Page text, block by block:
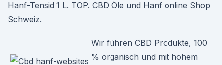
Hanf-Tensid 1 L. TOP. CBD Öle und Hanf online Shop
Schweiz.
Wir führen CBD Produkte, 100
% organisch und mit hohem